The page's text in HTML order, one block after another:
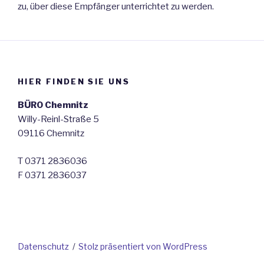
zu, über diese Empfänger unterrichtet zu werden.
HIER FINDEN SIE UNS
BÜRO Chemnitz
Willy-Reinl-Straße 5
09116 Chemnitz
T 0371 2836036
F 0371 2836037
Datenschutz Stolz präsentiert von WordPress